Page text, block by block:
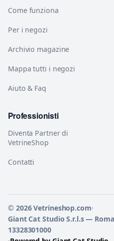
Come funziona
Per i negozi
Archivio magazine
Mappa tutti i negozi
Aiuto & Faq
Professionisti
Diventa Partner di
VetrineShop
Contatti
© 2026 Vetrineshop.com·
Giant Cat Studio S.r.l.s —
13328301000